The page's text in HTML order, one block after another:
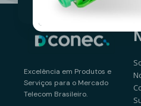
Excelência em Produtos e
Serviços para o Mercado
Telecom Brasileiro.